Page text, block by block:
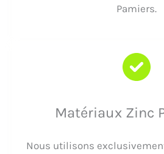
Pamiers.
Matériaux Zinc
Nous utilisons